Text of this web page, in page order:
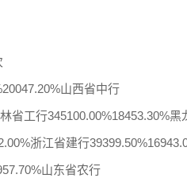
山西省中行
省工行345100.00%18453.30%黑
浙江省建行
山东省农行